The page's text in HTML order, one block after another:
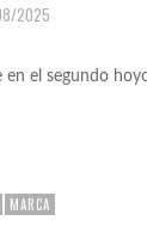
2025
en el segundo
MARCA